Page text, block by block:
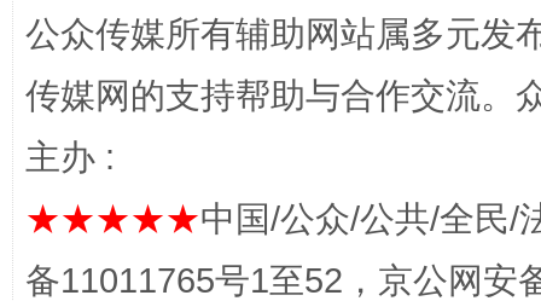
公众传媒所有辅助网站属多元发
传媒网的支持帮助与合作交流。
主办 :
★★★★★中国/公众/公共/全民/
备11011765号1至52，京公网安